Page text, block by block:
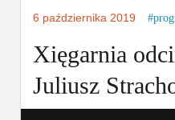
6 października 2019
Xięgarnia
Juliusz